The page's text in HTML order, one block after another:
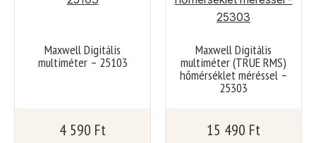
Maxwell Digitális
multiméter – 25103
4 590 Ft
Maxwell Digitális
multiméter (TRUE RMS)
hőmérséklet méréssel –
25303
15 490 Ft